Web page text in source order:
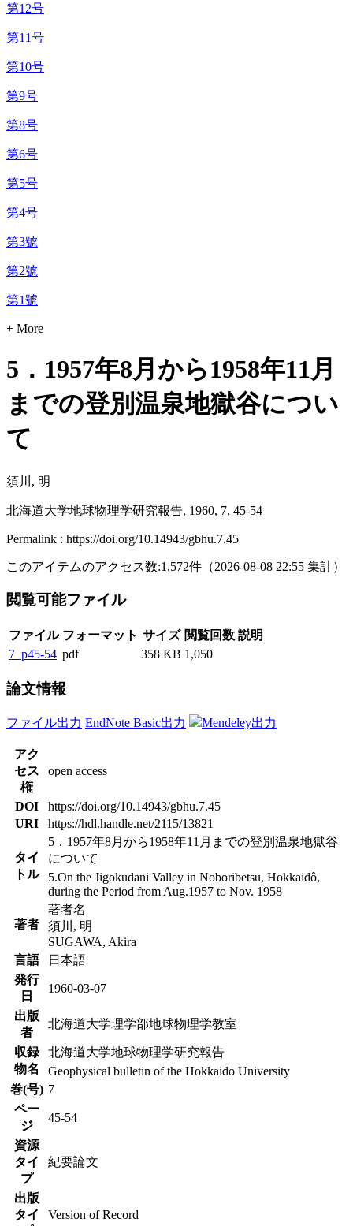
第12号
第11号
第10号
第9号
第8号
第6号
第5号
第4号
第3號
第2號
第1號
+ More
5．1957年8月から1958年11月
までの登別温泉地獄谷につい
て
須川, 明
北海道大学地球物理学研究報告, 1960, 7, 45-54
Permalink : https://doi.org/10.14943/gbhu.7.45
このアイテムのアクセス数:1,572件 （2026-08-08 22:55 集計）
閲覧可能ファイル
ファイル フォーマット サイズ 閲覧回数 説明
7_p45-54 pdf 358 KB 1,050
論文情報
ファイル出力 EndNote Basic出力 Mendeley出力
アク
セス
権
open access
DOI
https://doi.org/10.14943/gbhu.7.45
URI
https://hdl.handle.net/2115/13821
タイ
トル
5．1957年8月から1958年11月までの登別温泉地獄谷
について
5.On the Jigokudani Valley in Noboribetsu, Hokkaidô,
during the Period from Aug.1957 to Nov. 1958
著者
著者名
須川, 明
SUGAWA, Akira
言語
日本語
発行
日
1960-03-07
出版
者
北海道大学理学部地球物理学教室
収録
物名
北海道大学地球物理学研究報告
Geophysical bulletin of the Hokkaido University
巻(号) 7
ペー
ジ
45-54
資源
タイ
プ
紀要論文
出版
タイ
Version of Record